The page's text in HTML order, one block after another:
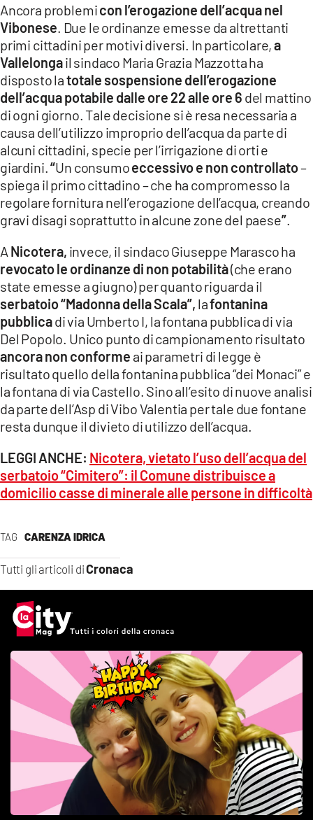
LACPLAY.IT
LACTV.IT
LACONAIR.IT
LACITYMAG.IT
ILREGGINO.IT
COSENZACHANNEL.IT
ILVIBONESE.IT
CATANZAROCHANNEL.IT
LACAPITALENEWS.IT
App
ANDROID
APPLE
TAG CARENZA IDRICA
Tutti gli articoli diCronaca
Ancora problemicon l’erogazione dell’acqua nel
Vibonese . Due le ordinanze emesse da altrettanti
primi cittadini per motivi diversi. In particolare,a
Vallelongail sindaco Maria Grazia Mazzotta ha
disposto latotale sospensione dell’erogazione
dell’acqua potabile dalle ore 22 alle ore 6 del mattino
di ogni giorno. Tale decisione si è resa necessaria a
causa dell’utilizzo improprio dell’acqua da parte di
alcuni cittadini, specie per l’irrigazione di orti e
giardini.“Un consumoeccessivo e non controllato–
spiega il primo cittadino – che ha compromesso la
regolare fornitura nell’erogazione dell’acqua, creando
gravi disagi soprattutto in alcune zone del paese”.
A Nicotera, invece, il sindaco Giuseppe Marasco ha
revocato le ordinanze di non potabilità(che erano
state emesse a giugno) per quanto riguarda il
serbatoio “Madonna della Scala”, lafontanina
pubblicadi via Umberto I, la fontana pubblica di via
Del Popolo. Unico punto di campionamento risultato
ancora non conforme ai parametri di legge è
risultato quello della fontanina pubblica “dei Monaci” e
la fontana di via Castello. Sino all’esito di nuove analisi
da parte dell’Asp di Vibo Valentia per tale due fontane
resta dunque il divieto di utilizzo dell’acqua.
LEGGI ANCHE: Nicotera, vietato l’uso dell’acqua del
serbatoio “Cimitero”: il Comune distribuisce a
domicilio casse di minerale alle persone in difficoltà